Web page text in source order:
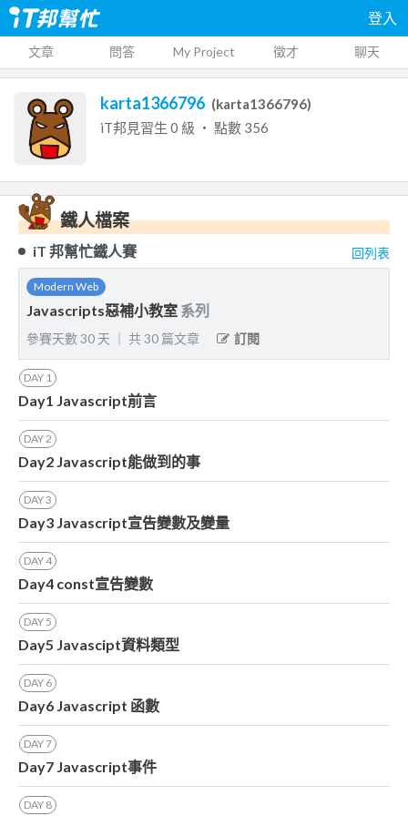
登入
文章 問答 My Project 徵才 聊天
karta1366796 (karta1366796)
iT邦見習生 0 級 ‧ 點數 356
鐵人檔案
iT 邦幫忙鐵人賽 回列表
Modern Web
Javascripts惡補小教室 系列
參賽天數30 天 共30 篇文章 訂閱
DAY 1
Day1 Javascript前言
DAY2
Day2 Javascript能做到的事
DAY3
Day3 Javascript宣告變數及變量
DAY4
Day4 const宣告變數
DAY5
Day5 Javascipt資料類型
DAY 6
Day6 Javascript 函數
DAY7
Day7 Javascript事件
DAY 8